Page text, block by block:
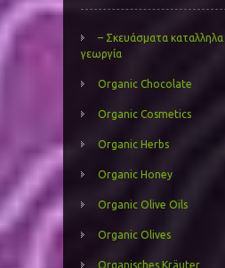
– Σκευάσματα καταλληλα
γεωργία
Organic Chocolate
Organic Cosmetics
Organic Herbs
Organic Honey
Organic Olive Oils
Organic Olives
Organisches Kräuter